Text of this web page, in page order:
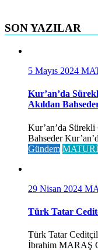
SON YAZILAR
5 Mayıs 2024
Kur’an’da
Akıldan
Kur’an’da
Bahseder
Gündem
29 Nisan 2024
Türk Tatar
Türk Tatar
İbrahim MARAŞ